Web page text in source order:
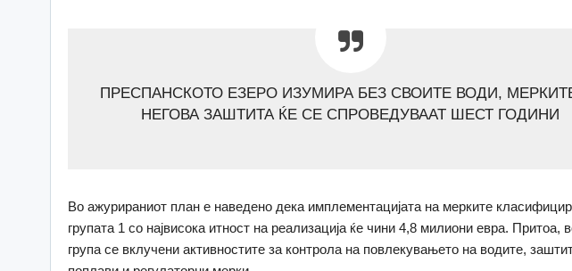
ПРЕСПАНСКОТО ЕЗЕРО ИЗУМИРА БЕЗ СВОИТЕ ВОДИ,
НЕГОВА ЗАШТИТА ЌЕ СЕ СПРОВЕДУВААТ ШЕСТ ГОДИНИ
Во ажурираниот план е наведено дека имплементацијата на мерките
групата 1 со највисока итност на реализација ќе чини 4,8 милиони евра. Притоа,
група се вклучени активностите за контрола на повлекувањето на водите,